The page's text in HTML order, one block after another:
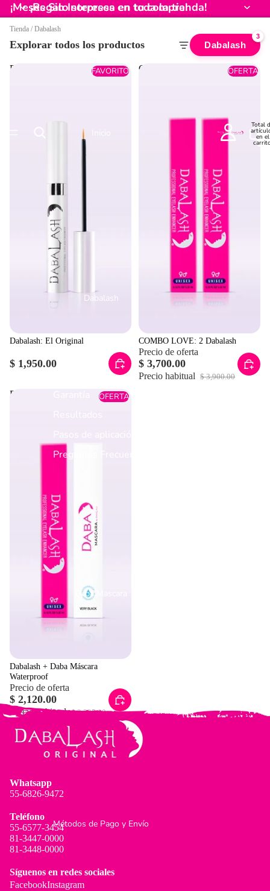
¡Regalo sorpresa en tu compra!
¡Meses Sin Intereses en toda la tienda!
Dabalash
Preguntas Frecuentes
Daba Mascara
Métodos de Pago y Envío
Total
en el
Tienda / Dabalash
Explorar todos los productos Dabalash
3
Dabalash: El OriginalFAVORITO
Dabalash: El Original
$ 1,950.00
COMBO LOVE: 2 Dabalash
OFERTA
COMBO LOVE: 2 Dabalash
Precio de oferta
$ 3,700.00
Precio habitual $ 3,900.00
Dabalash + Daba MáscaraOFERTA
Dabalash + Daba Máscara
Waterproof
Precio de oferta
$ 2,120.00
Precio habitual $ 2,225.00
Whatsapp
55-6826-9472
Teléfono
55-6577-3454
81-3447-0000
81-3448-0000
Síguenos en redes sociales
FacebookInstagram